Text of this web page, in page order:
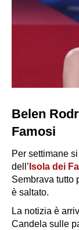
Belen
Famosi
Per settimane
dell’ Isola dei
Sembrava tutto
è saltato.
La notizia è
Candela sulle